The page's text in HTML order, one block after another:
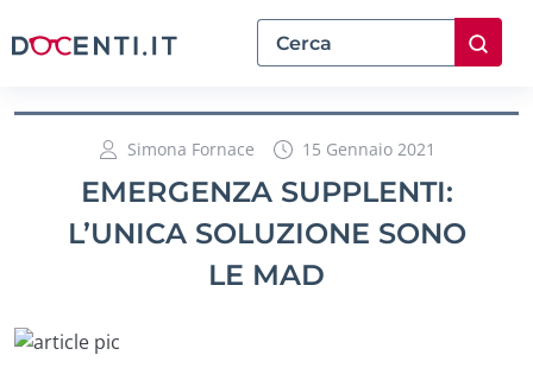
Simona Fornace 15 Gennaio 2021
EMERGENZA SUPPLENTI:
L’UNICA SOLUZIONE SONO
LE MAD